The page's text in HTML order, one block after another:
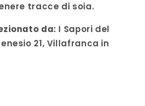
tracce di soia.
da: I Sapori del
21, Villafranca in